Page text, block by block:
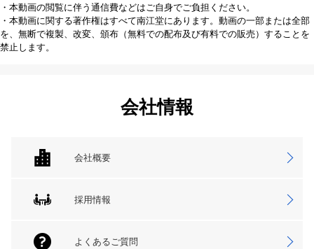
・本動画の閲覧に伴う通信費などはご自身でご負担ください。
・本動画に関する著作権はすべて南江堂にあります。動画の一部または全部
を、無断で複製、改変、頒布（無料での配布及び有料での販売）することを
禁止します。
会社情報
会社概要
採用情報
よくあるご質問